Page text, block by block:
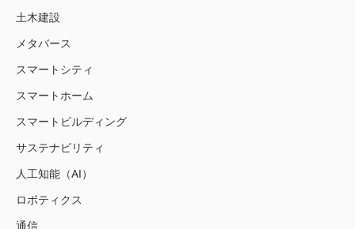
土木建設
メタバース
スマートシティ
スマートホーム
スマートビルディング
サステナビリティ
人工知能（AI）
ロボティクス
通信